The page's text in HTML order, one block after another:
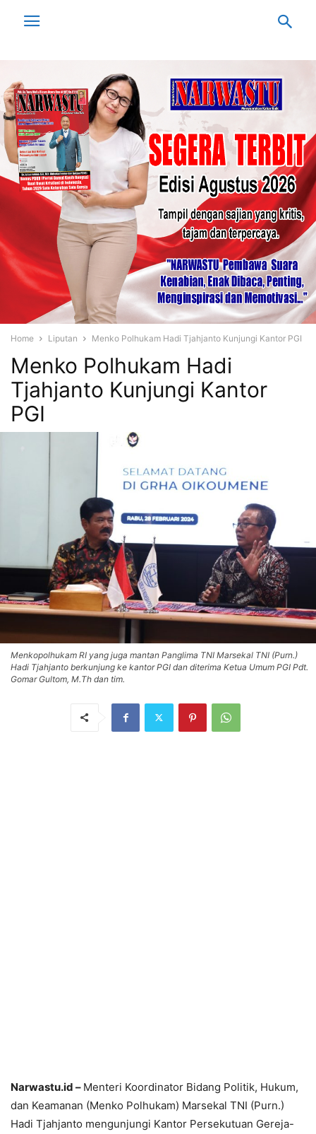
Home Liputan Menko Polhukam Hadi Tjahjanto Kunjungi Kantor PGI
Menko Polhukam Hadi
Tjahjanto Kunjungi Kantor
PGI
Menkopolhukam RI yang juga mantan Panglima TNI Marsekal TNI (Purn.)
Hadi Tjahjanto berkunjung ke kantor PGI dan diterima Ketua Umum PGI Pdt.
Gomar Gultom, M.Th dan tim.
Narwastu.id – Menteri Koordinator Bidang Politik, Hukum,
dan Keamanan (Menko Polhukam) Marsekal TNI (Purn.)
Hadi Tjahjanto mengunjungi Kantor Persekutuan Gereja-